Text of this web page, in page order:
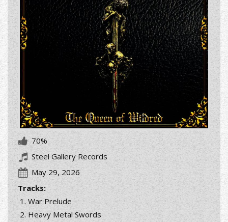
70%
Steel Gallery Records
May 29, 2026
Tracks:
War Prelude
Heavy Metal Swords